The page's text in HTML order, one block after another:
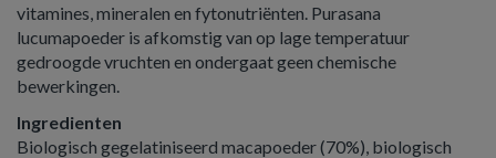
vitamines, mineralen en fytonutriënten. Purasana
lucumapoeder is afkomstig van op lage temperatuur
gedroogde vruchten en ondergaat geen chemische
bewerkingen.
Ingredienten
Biologisch gegelatiniseerd macapoeder (70%), biologisch